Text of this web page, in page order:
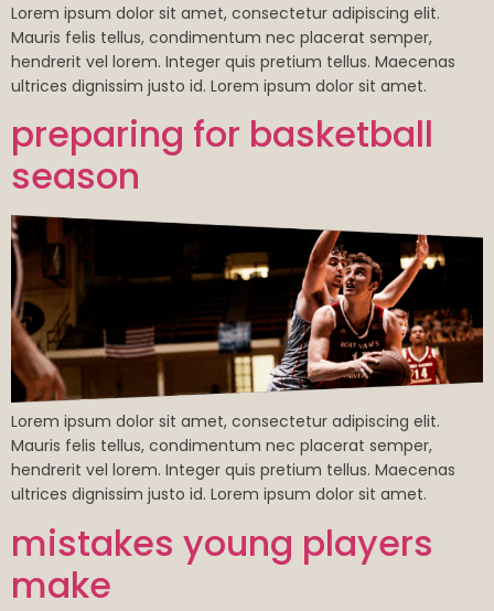
Lorem ipsum dolor sit amet, consectetur adipiscing elit.
Mauris felis tellus, condimentum nec placerat semper,
hendrerit vel lorem. Integer quis pretium tellus. Maecenas
ultrices dignissim justo id. Lorem ipsum dolor sit amet.
preparing for basketball
season
Lorem ipsum dolor sit amet, consectetur adipiscing elit.
Mauris felis tellus, condimentum nec placerat semper,
hendrerit vel lorem. Integer quis pretium tellus. Maecenas
ultrices dignissim justo id. Lorem ipsum dolor sit amet.
mistakes young players
make